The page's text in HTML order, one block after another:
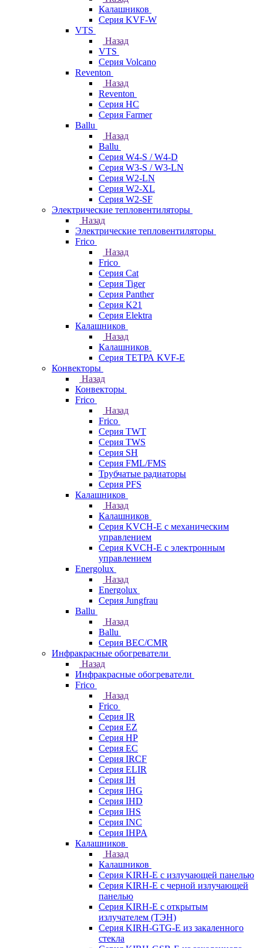
Калашников
Серия KVF-W
VTS
Назад
VTS
Серия Volcano
Reventon
Назад
Reventon
Серия HC
Серия Farmer
Ballu
Назад
Ballu
Серия W4-S / W4-D
Серия W3-S / W3-LN
Серия W2-LN
Серия W2-XL
Серия W2-SF
Электрические тепловентиляторы
Назад
Электрические тепловентиляторы
Frico
Назад
Frico
Серия Cat
Серия Tiger
Серия Panther
Серия K21
Серия Elektra
Калашников
Назад
Калашников
Серия ТЕТРА KVF-E
Конвекторы
Назад
Конвекторы
Frico
Назад
Frico
Серия TWT
Серия TWS
Серия SH
Серия FML/FMS
Трубчатые радиаторы
Серия PFS
Калашников
Назад
Калашников
Серия KVCH-E с механическим
управлением
Серия KVCH-E с электронным
управлением
Energolux
Назад
Energolux
Серия Jungfrau
Ballu
Назад
Ballu
Серия BEC/CMR
Инфракрасные обогреватели
Назад
Инфракрасные обогреватели
Frico
Назад
Frico
Серия IR
Серия EZ
Серия HP
Серия EC
Серия IRCF
Серия ELIR
Серия IH
Серия IHG
Серия IHD
Серия IHS
Серия INC
Серия IHPA
Калашников
Назад
Калашников
Серия KIRH-E с излучающей панелью
Серия KIRH-E с черной излучающей
панелью
Серия KIRH-E с открытым
излучателем (ТЭН)
Серия KIRH-GTG-E из закаленного
стекла